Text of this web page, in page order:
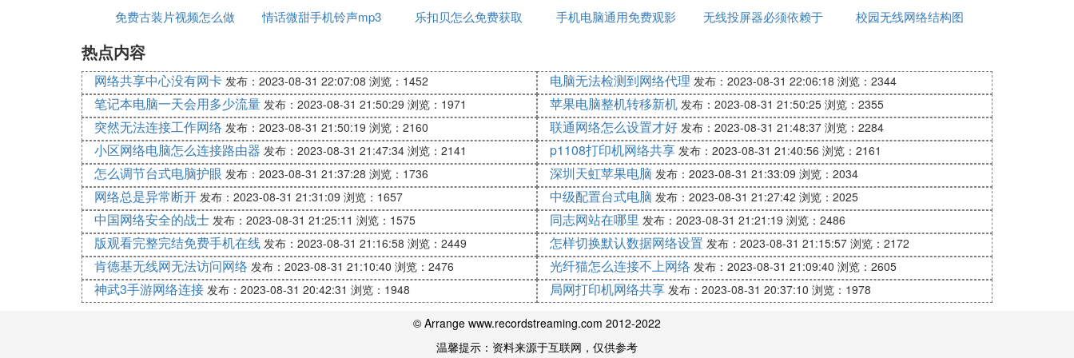
如果喜欢这种带枪械的地图可以自己去搜“生还者”，该作者已经出了很多生还者系列，大多为免费。
明日之后
我的世界免费枪械模组推荐（2022网易版Mc免费模组分享）--第5张
虽然要100绿宝石，但是有枪械
只加了一种枪械散弹枪也加了很多广告牌改变了很多生物。
我的世界免费枪械模组推荐（2022网易版Mc免费模组分享）--第6张
作者也改了很多贴图
【HSC】未来武器＿远程
我的世界免费枪械模组推荐（2022网易版Mc免费模组分享）--第7张
在识别 用 不到网络
免费古装片视频怎么做
情话微甜手机铃声mp3
乐扣贝怎么免费获取
手机电脑通用免费观影
无线投屏器必须依赖于
校园无线网络结构图
热点内容
网络共享中心没有网卡 发布：2023-08-31 22:07:08 浏览：1452 电脑无法检测到网络代理 发布：2023-08-31 22:06:18 浏览：2344
笔记本电脑一天会用多少流量 发布：2023-08-31 21:50:29 浏览：1971 苹果电脑整机转移新机 发布：2023-08-31 21:50:25 浏览：2355
突然无法连接工作网络 发布：2023-08-31 21:50:19 浏览：2160 联通网络怎么设置才好 发布：2023-08-31 21:48:37 浏览：2284
小区网络电脑怎么连接路由器 发布：2023-08-31 21:47:34 浏览：2141 p1108打印机网络共享 发布：2023-08-31 21:40:56 浏览：2161
怎么调节台式电脑护眼 发布：2023-08-31 21:37:28 浏览：1736 深圳天虹苹果电脑 发布：2023-08-31 21:33:09 浏览：2034
网络总是异常断开 发布：2023-08-31 21:31:09 浏览：1657 中级配置台式电脑 发布：2023-08-31 21:27:42 浏览：2025
中国网络安全的战士 发布：2023-08-31 21:25:11 浏览：1575 同志网站在哪里 发布：2023-08-31 21:21:19 浏览：2486
版观看完整完结免费手机在线 发布：2023-08-31 21:16:58 浏览：2449 怎样切换默认数据网络设置 发布：2023-08-31 21:15:57 浏览：2172
肯德基无线网无法访问网络 发布：2023-08-31 21:10:40 浏览：2476 光纤猫怎么连接不上网络 发布：2023-08-31 21:09:40 浏览：2605
神武3手游网络连接 发布：2023-08-31 20:42:31 浏览：1948 局网打印机网络共享 发布：2023-08-31 20:37:10 浏览：1978
© Arrange www.recordstreaming.com 2012-2022
温馨提示：资料来源于互联网，仅供参考